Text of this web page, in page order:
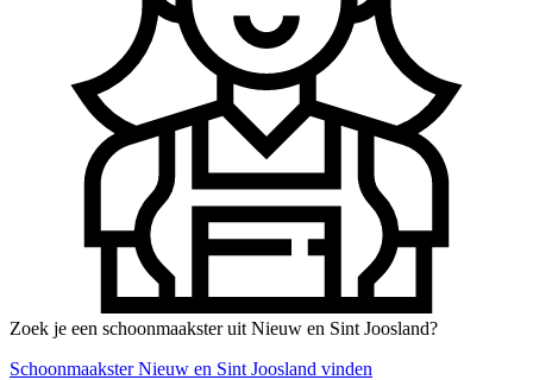
Zoek je een schoonmaakster uit Nieuw en Sint Joosland?
Schoonmaakster Nieuw en Sint Joosland vinden